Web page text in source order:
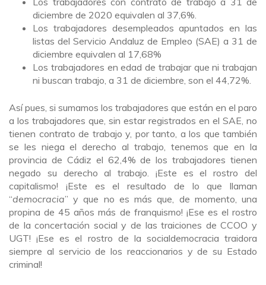
diciembre de 2020 equivalen al 37,6%.
Los trabajadores desempleados apuntados en las
listas del Servicio Andaluz de Empleo (SAE) a 31 de
diciembre equivalen al 17,68%
Los trabajadores en edad de trabajar que ni trabajan
ni buscan trabajo, a 31 de diciembre, son el 44,72%.
Así pues, si sumamos los trabajadores que están en el paro
a los trabajadores que, sin estar registrados en el SAE, no
tienen contrato de trabajo y, por tanto, a los que también
se les niega el derecho al trabajo, tenemos que en la
provincia de Cádiz el 62,4% de los trabajadores tienen
negado su derecho al trabajo. ¡Este es el rostro del
capitalismo! ¡Este es el resultado de lo que llaman
“democracia” y que no es más que, de momento, una
propina de 45 años más de franquismo! ¡Ese es el rostro
de la concertación social y de las traiciones de CCOO y
UGT! ¡Ese es el rostro de la socialdemocracia traidora
siempre al servicio de los reaccionarios y de su Estado
criminal!